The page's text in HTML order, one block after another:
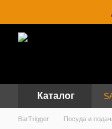
Перейти к основному
Каталог
BarTrigger Посуда и